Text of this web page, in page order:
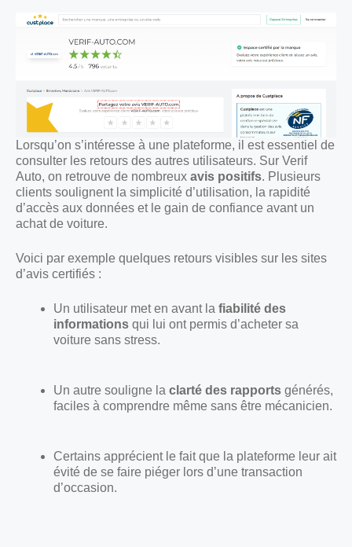
Lorsqu’on s’intéresse à une plateforme, il est essentiel de
consulter les retours des autres utilisateurs. Sur Verif
Auto, on retrouve de nombreux avis positifs. Plusieurs
clients soulignent la simplicité d’utilisation, la rapidité
d’accès aux données et le gain de confiance avant un
achat de voiture.
Voici par exemple quelques retours visibles sur les sites
d’avis certifiés :
Un utilisateur met en avant la fiabilité des
informations qui lui ont permis d’acheter sa
voiture sans stress.
Un autre souligne la clarté des rapports générés,
faciles à comprendre même sans être mécanicien.
Certains apprécient le fait que la plateforme leur ait
évité de se faire piéger lors d’une transaction
d’occasion.